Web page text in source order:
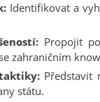
Identifikovat a
Propojit
zahraničním
Představit
státu.